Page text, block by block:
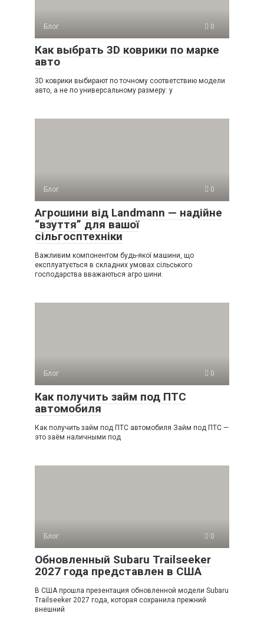
Блог 0
Как выбрать 3D коврики по марке
авто
3D коврики выбирают по точному соответствию модели
авто, а не по универсальному размеру: у
Блог 0
Агрошини від Landmann — надійне
“взуття” для вашої
сільгосптехніки
Важливим компонентом будь-якої машини, що
експлуатується в складних умовах сільського
господарства вважаються агро шини.
Блог 0
Как получить займ под ПТС
автомобиля
Как получить займ под ПТС автомобиля Займ под ПТС —
это заём наличными под
Блог 0
Обновленный Subaru Trailseeker
2027 года представлен в США
В США прошла презентация обновленной модели Subaru
Trailseeker 2027 года, которая сохранила прежний
внешний